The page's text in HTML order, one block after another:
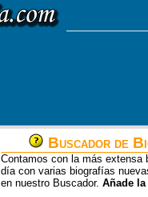
Buscador de
Contamos con la más extensa
día con varias biografías
en nuestro Buscador. Añade